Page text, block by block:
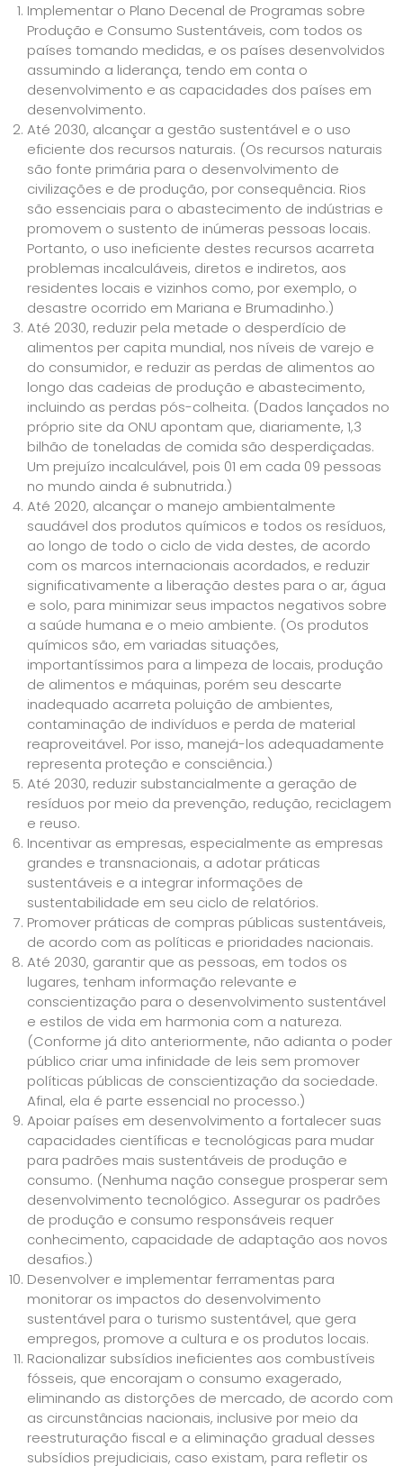
Implementar o Plano Decenal de Programas sobre
Produção e Consumo Sustentáveis, com todos os
países tomando medidas, e os países desenvolvidos
assumindo a liderança, tendo em conta o
desenvolvimento e as capacidades dos países em
desenvolvimento.
Até 2030, alcançar a gestão sustentável e o uso
eficiente dos recursos naturais. (Os recursos naturais
são fonte primária para o desenvolvimento de
civilizações e de produção, por consequência. Rios
são essenciais para o abastecimento de indústrias e
promovem o sustento de inúmeras pessoas locais.
Portanto, o uso ineficiente destes recursos acarreta
problemas incalculáveis, diretos e indiretos, aos
residentes locais e vizinhos como, por exemplo, o
desastre ocorrido em Mariana e Brumadinho.)
Até 2030, reduzir pela metade o desperdício de
alimentos per capita mundial, nos níveis de varejo e
do consumidor, e reduzir as perdas de alimentos ao
longo das cadeias de produção e abastecimento,
incluindo as perdas pós-colheita. (Dados lançados no
próprio site da ONU apontam que, diariamente, 1,3
bilhão de toneladas de comida são desperdiçadas.
Um prejuízo incalculável, pois 01 em cada 09 pessoas
no mundo ainda é subnutrida.)
Até 2020, alcançar o manejo ambientalmente
saudável dos produtos químicos e todos os resíduos,
ao longo de todo o ciclo de vida destes, de acordo
com os marcos internacionais acordados, e reduzir
significativamente a liberação destes para o ar, água
e solo, para minimizar seus impactos negativos sobre
a saúde humana e o meio ambiente. (Os produtos
químicos são, em variadas situações,
importantíssimos para a limpeza de locais, produção
de alimentos e máquinas, porém seu descarte
inadequado acarreta poluição de ambientes,
contaminação de indivíduos e perda de material
reaproveitável. Por isso, manejá-los adequadamente
representa proteção e consciência.)
Até 2030, reduzir substancialmente a geração de
resíduos por meio da prevenção, redução, reciclagem
e reuso.
Incentivar as empresas, especialmente as empresas
grandes e transnacionais, a adotar práticas
sustentáveis e a integrar informações de
sustentabilidade em seu ciclo de relatórios.
Promover práticas de compras públicas sustentáveis,
de acordo com as políticas e prioridades nacionais.
Até 2030, garantir que as pessoas, em todos os
lugares, tenham informação relevante e
conscientização para o desenvolvimento sustentável
e estilos de vida em harmonia com a natureza.
(Conforme já dito anteriormente, não adianta o poder
público criar uma infinidade de leis sem promover
políticas públicas de conscientização da sociedade.
Afinal, ela é parte essencial no processo.)
Apoiar países em desenvolvimento a fortalecer suas
capacidades científicas e tecnológicas para mudar
para padrões mais sustentáveis de produção e
consumo. (Nenhuma nação consegue prosperar sem
desenvolvimento tecnológico. Assegurar os padrões
de produção e consumo responsáveis requer
conhecimento, capacidade de adaptação aos novos
desafios.)
Desenvolver e implementar ferramentas para
monitorar os impactos do desenvolvimento
sustentável para o turismo sustentável, que gera
empregos, promove a cultura e os produtos locais.
Racionalizar subsídios ineficientes aos combustíveis
fósseis, que encorajam o consumo exagerado,
eliminando as distorções de mercado, de acordo com
as circunstâncias nacionais, inclusive por meio da
reestruturação fiscal e a eliminação gradual desses
subsídios prejudiciais, caso existam, para refletir os